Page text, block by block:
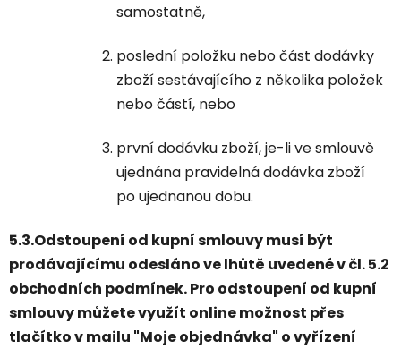
samostatně,
poslední položku nebo část dodávky
zboží sestávajícího z několika položek
nebo částí, nebo
první dodávku zboží, je-li ve smlouvě
ujednána pravidelná dodávka zboží
po ujednanou dobu.
5.3.Odstoupení od kupní smlouvy musí být
prodávajícímu odesláno ve lhůtě uvedené v čl. 5.2
obchodních podmínek. Pro odstoupení od kupní
smlouvy můžete využít online možnost přes
tlačítko v mailu "Moje objednávka" o vyřízení